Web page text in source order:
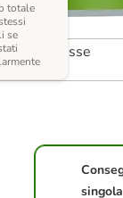
compresse
totale
se
singola